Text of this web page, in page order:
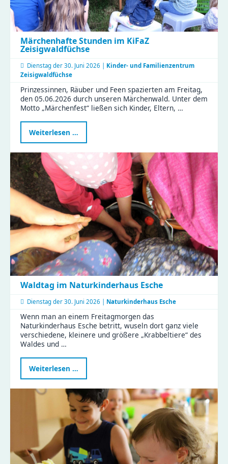
Märchenhafte Stunden im KiFaZ
Zeisigwaldfüchse
Dienstag der 30. Juni 2026 | Kinder- und Familienzentrum
Zeisigwaldfüchse
Prinzessinnen, Räuber und Feen spazierten am Freitag,
den 05.06.2026 durch unseren Märchenwald. Unter dem
Motto „Märchenfest“ ließen sich Kinder, Eltern, …
Weiterlesen …
Stunden
im
Zeisigwaldfüchse
Waldtag im Naturkinderhaus Esche
Dienstag der 30. Juni 2026 | Naturkinderhaus Esche
Wenn man an einem Freitagmorgen das
Naturkinderhaus Esche betritt, wuseln dort ganz viele
verschiedene, kleinere und größere „Krabbeltiere“ des
Waldes und …
Weiterlesen …
im
Naturkinderhaus
Esche